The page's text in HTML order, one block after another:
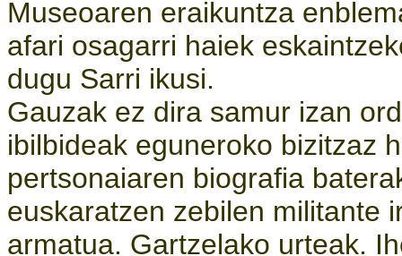
Museoaren eraikuntza
afari osagarri haiek
dugu Sarri ikusi.
Gauzak ez dira samur izan
ibilbideak eguneroko bizitzaz
pertsonaiaren biografia
euskaratzen zebilen militante
armatua. Gartzelako urteak.